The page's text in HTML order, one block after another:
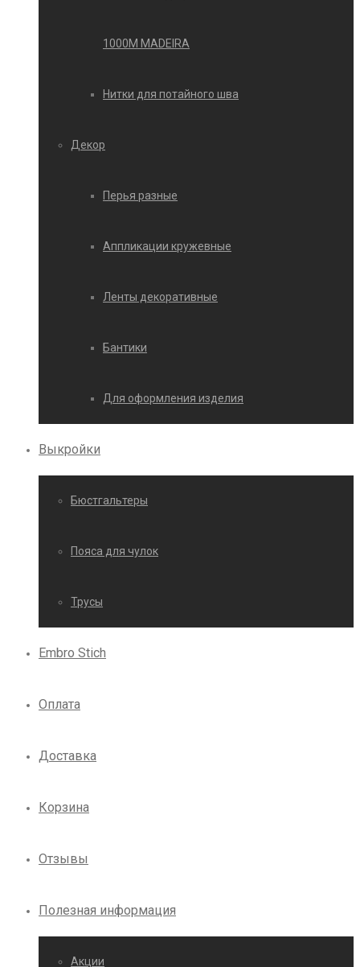
1000М MADEIRA
Нитки для потайного шва
Декор
Перья разные
Аппликации кружевные
Ленты декоративные
Бантики
Для оформления изделия
Выкройки
Бюстгальтеры
Пояса для чулок
Трусы
Embro Stich
Оплата
Доставка
Корзина
Отзывы
Полезная информация
Акции